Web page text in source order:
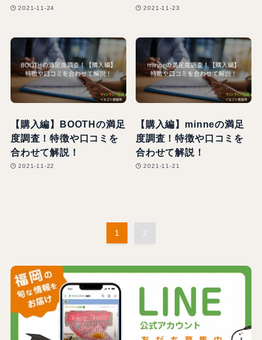
2021-11-24 2021-11-23
【購入編】BOOTHの満足
度調査！特徴や口コミを
合わせて解説！
2021-11-22
【購入編】minneの満足
度調査！特徴や口コミを
合わせて解説！
2021-11-21
1 2